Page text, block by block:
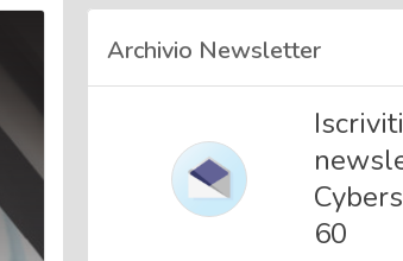
Chi siamo
Archivio Newsletter
60